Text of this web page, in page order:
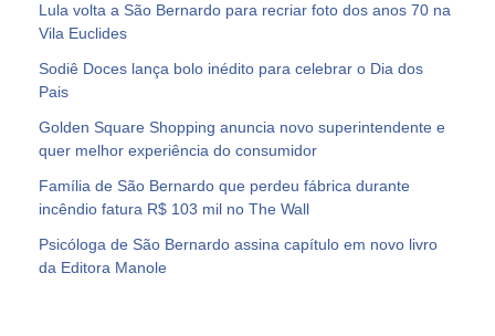
Lula volta a São Bernardo para recriar foto dos anos 70 na
Vila Euclides
Sodiê Doces lança bolo inédito para celebrar o Dia dos
Pais
Golden Square Shopping anuncia novo superintendente e
quer melhor experiência do consumidor
Família de São Bernardo que perdeu fábrica durante
incêndio fatura R$ 103 mil no The Wall
Psicóloga de São Bernardo assina capítulo em novo livro
da Editora Manole